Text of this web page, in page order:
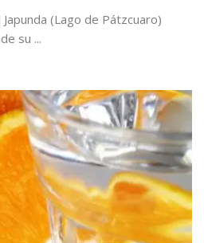
(Lago de Pátzcuaro)
su ...